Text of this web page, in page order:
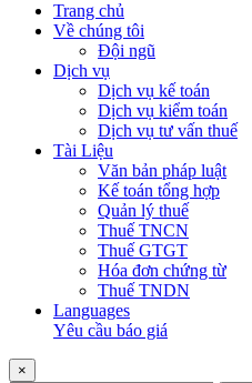
Trang chủ
Về chúng tôi
Đội ngũ
Dịch vụ
Dịch vụ kế toán
Dịch vụ kiểm toán
Dịch vụ tư vấn thuế
Tài Liệu
Văn bản pháp luật
Kế toán tổng hợp
Quản lý thuế
Thuế TNCN
Thuế GTGT
Hóa đơn chứng từ
Thuế TNDN
Languages
Yêu cầu báo giá
×